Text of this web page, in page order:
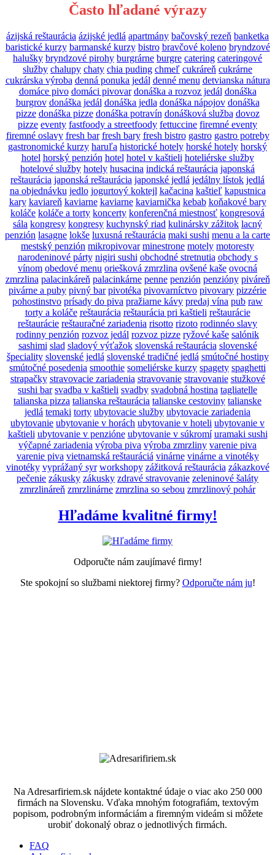
Často hľadané výrazy
ázijská reštaurácia ázijské jedlá apartmány bačovský rezeň banketka
baristické kurzy barmanské kurzy bistro bravčové koleno bryndzové
halušky bryndzové pirohy burgrárne burgre catering cateringové
služby chalupy chaty chia puding chmeľ cukráreň cukrárne
cukrárska výroba denná ponuka jedál denné menu detvianska nátura
domáce pivo domáci pivovar donáška a rozvoz jedál donáška
burgrov donáška jedál donáška jedla donáška nápojov donáška
pizze donáška pizze donáška potravín donášková služba dovoz
pizze eventy fastfoody a streetfoody fettuccine firemné eventy
firemné oslavy fresh bar fresh bary fresh bistro gastro gastro potreby
gastronomické kurzy haruľa historické hotely horské hotely horský
hotel horský penzión hotel hotel v kaštieli hoteliérske služby
hotelové služby hotely husacina indická reštaurácia japonská
reštaurácia japonská reštaurácia japonské jedlá jedálny lístok jedlá
na objednávku jedlo jogurtový koktejl kačacina kaštieľ kapustnica
kary kaviareň kaviarne kaviarne kaviarnička kebab koňakové bary
koláče koláče a torty koncerty konferenčná miestnosť kongresová
sála kongresy kongresy kuchynský riad kulinársky zážitok lacný
penzión lasagne lokše luxusná reštaurácia maki sushi menu a la carte
mestský penzión mikropivovar minestrone motely motoresty
narodeninové párty nigiri sushi obchodné stretnutia obchody s
vínom obedové menu oriešková zmrzlina ovšené kaše ovocná
zmrzlina palacinkáreň palacinkárne penne penzión penzióny piváreň
pivárne a puby pivný bar pivotéka pivovarníctvo pivovary pizzérie
pohostinstvo prísady do piva pražiarne kávy predaj vína pub raw
torty a koláče reštaurácia reštaurácia pri kaštieli reštaurácie
reštaurácie reštauračné zariadenia risotto rizoto rodinnéo slavy
rodinny penzión rozvoz jedál rozvoz pizze ryžové kaše salónik
sashimi slad sladový výťažok slovenská reštaurácia slovenské
špeciality slovenské jedlá slovenské tradičné jedlá smútočné hostiny
smútočné posedenia smoothie someliérske kurzy spagety spaghetti
strapačky stravovacie zariadenia stravovanie stravovanie stužkové
sushi bar svadba v kaštieli svadby svadobná hostina tagliatelle
talianska pizza talianska reštaurácia talianske cestoviny talianske
jedlá temaki torty ubytovacie služby ubytovacie zariadenia
ubytovanie ubytovanie v horách ubytovanie v hoteli ubytovanie v
kaštieli ubytovanie v penzióne ubytovanie v súkromí uramaki sushi
výčapné zariadenia výroba piva výroba zmrzliny varenie piva
varenie piva vietnamská reštauráciá vinárne vinárne a vinotéky
vinotéky vyprážaný syr workshopy zážitková reštaurácia zákazkové
pečenie zákusky zákusky zdravé stravovanie zeleninové šaláty
zmrzlináreň zmrzlinárne zmrzlina so sebou zmrzlinový pohár
Hľadáme kvalitné firmy!
Odporučte nám zaujímavé firmy!
Ste spokojní so službami niektorej firmy? Odporučte nám ju!
Na Adresarfiriem.sk nájdete kontaktné údaje o viac ako 250 000
firmách na Slovensku. Vďaka mnohým fotografiám, textovým
popisom, podrobným informáciám a firemným videám si môžete
urobiť dokonalý obraz o jednotlivých firmách.
FAQ